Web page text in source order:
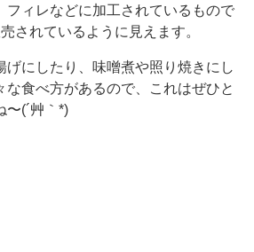
フィレなどに加工されているもので
されているように見えます。
げにしたり、味噌煮や照り焼きにし
な食べ方があるので、これはぜひと
〜(´艸｀*)